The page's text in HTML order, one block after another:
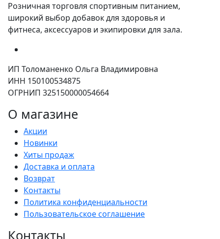
Розничная торговля спортивным питанием,
широкий выбор добавок для здоровья и
фитнеса, аксессуаров и экипировки для зала.
ИП Толоманенко Ольга Владимировна
ИНН 150100534875
ОГРНИП 325150000054664
О магазине
Акции
Новинки
Хиты продаж
Доставка и оплата
Возврат
Контакты
Политика конфиденциальности
Пользовательское соглашение
Контакты